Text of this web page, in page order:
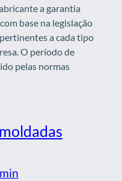
a garantia
base na legislação
a cada tipo
O período de
pelas normas